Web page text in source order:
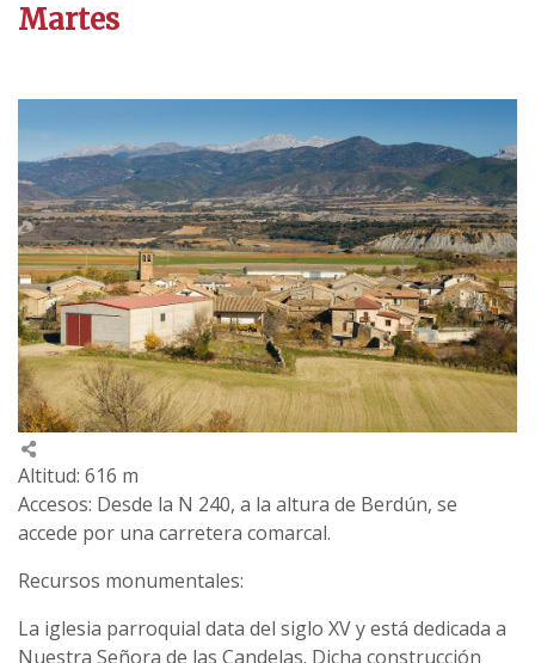
Martes
Altitud: 616 m
Accesos: Desde la N 240, a la altura de Berdún, se
accede por una carretera comarcal.
Recursos monumentales:
La iglesia parroquial data del siglo XV y está dedicada a
Nuestra Señora de las Candelas. Dicha construcción